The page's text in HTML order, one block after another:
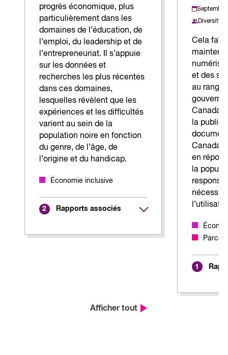
progrès économique, plus
particulièrement dans les
domaines de l’éducation, de
l’emploi, du leadership et de
l’entrepreneuriat. Il s’appuie
sur les données et
recherches les plus récentes
dans ces domaines,
lesquelles révèlent que les
expériences et les difficultés
varient au sein de la
population noire en fonction
du genre, de l’âge, de
l’origine et du handicap.
Économie inclusive
2 Rapports associés
Diversity
Cela fait
et des
au rang
Canada,
la
en
la
1
Afficher tout